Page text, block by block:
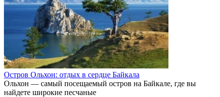
Остров Ольхон: отдых в сердце Байкала
Ольхон — самый посещаемый остров на Байкале, где вы
найдете широкие песчаные